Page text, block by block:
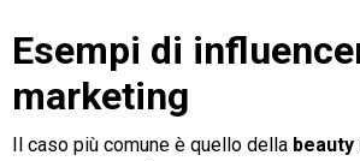
Esempi di
marketing
Il caso più comune è quello della